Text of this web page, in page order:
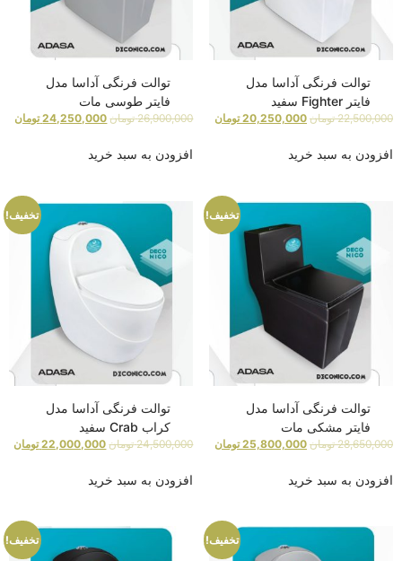
توالت فرنگی آداسا مدل
فایتر Fighter سفید
22,500,000 تومان 20,250,000 تومان
افزودن به سبد خرید
توالت فرنگی آداسا مدل
فایتر طوسی مات
26,900,000 تومان 24,250,000 تومان
افزودن به سبد خرید
تخفیف!
توالت فرنگی آداسا مدل
فایتر مشکی مات
28,650,000 تومان 25,800,000 تومان
افزودن به سبد خرید
تخفیف!
توالت فرنگی آداسا مدل
کراب Crab سفید
24,500,000 تومان 22,000,000 تومان
افزودن به سبد خرید
تخفیف! تخفیف!